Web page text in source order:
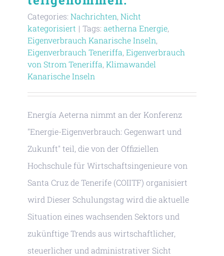
Categories: Nachrichten, Nicht
kategorisiert | Tags: aetherna Energie,
Eigenverbrauch Kanarische Inseln,
Eigenverbrauch Teneriffa, Eigenverbrauch
von Strom Teneriffa, Klimawandel
Kanarische Inseln
Energía Aeterna nimmt an der Konferenz
"Energie-Eigenverbrauch: Gegenwart und
Zukunft" teil, die von der Offiziellen
Hochschule für Wirtschaftsingenieure von
Santa Cruz de Tenerife (COIITF) organisiert
wird Dieser Schulungstag wird die aktuelle
Situation eines wachsenden Sektors und
zukünftige Trends aus wirtschaftlicher,
steuerlicher und administrativer Sicht